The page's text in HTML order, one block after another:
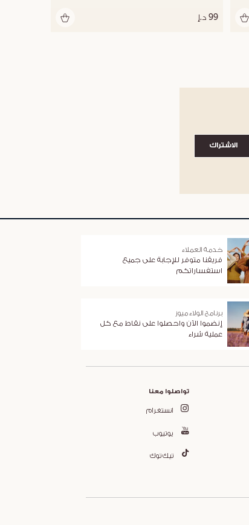
99 د.إ
الاشتراك
خدمة العملاء
فريقنا متوفر للإجابة على جميع
استفساراتكم
برنامج الولاء ميوز
إنضموا الآن واحصلوا على نقاط مع كل
عملية شراء
تواصلوا معنا
انستغرام
يوتيوب
تيك توك